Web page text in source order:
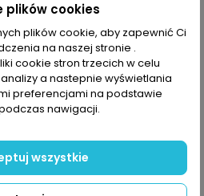
akrylu i nylonu
Chizzlerświetnie sprawdzi się
w chłodne dni. Dzięki
skutecznie
tym samym zapewniając
plików cookies
plików cookie, aby zapewnić Ci
na naszej stronie .
cookie stron trzecich w celu
a nastepnie wyświetlania
preferencjami na podstawie
nawigacji.
wszystkie